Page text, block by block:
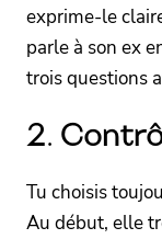
exprime-le
parle à son ex
trois questions
2.
Tu choisis
Au début, elle